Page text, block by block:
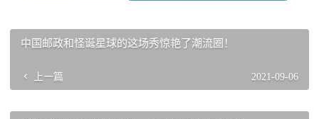
中国邮政和怪诞星球的这场秀惊艳了潮流圈！
上一篇 2021-09-06